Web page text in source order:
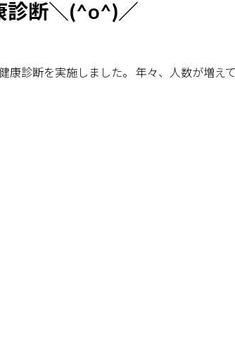
断＼(^o^)／
康診断を実施しました。 年々、人数が増え